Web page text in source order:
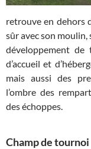
retrouve en dehors
sûr avec son moulin,
développement de
d’accueil et
mais aussi des
l’ombre des
des échoppes.
Champ de tournoi